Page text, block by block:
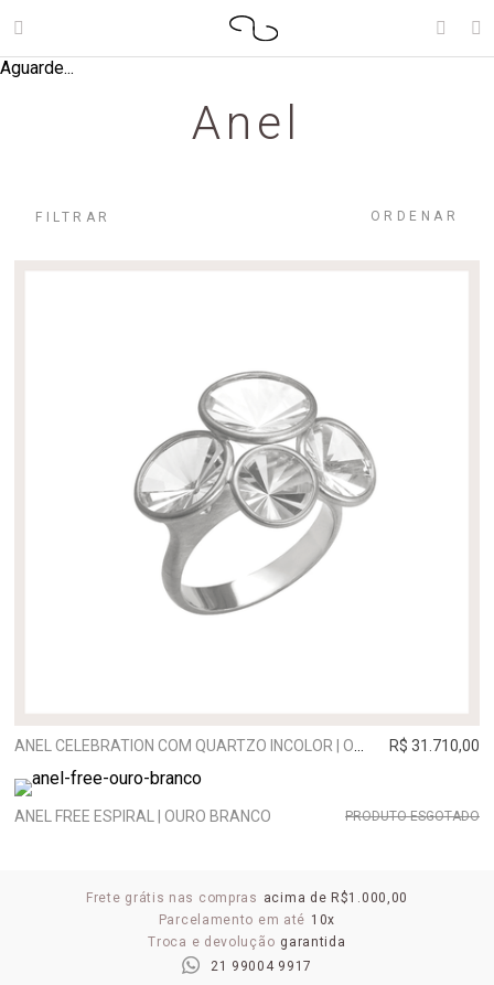
Aguarde...
Anel
FILTRAR ORDENAR
R$ 31.710,00
ANEL FREE ESPIRAL | OURO BRANCO PRODUTO ESGOTADO
Frete grátis nas compras acima de R$1.000,00
Parcelamento em até 10x
Troca e devolução garantida
21 99004 9917